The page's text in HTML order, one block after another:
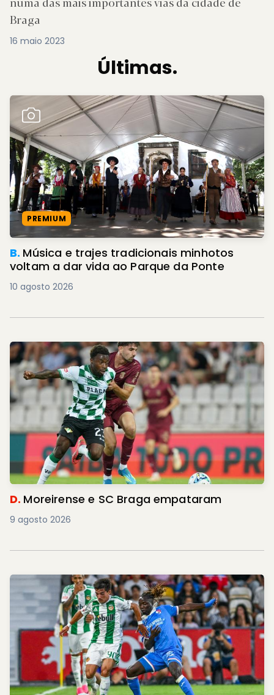
Braga
16 maio 2023
Últimas.
PREMIUM
B. Música e trajes tradicionais minhotos
voltam a dar vida ao Parque da Ponte
10 agosto 2026
D. Moreirense e SC Braga empataram
9 agosto 2026